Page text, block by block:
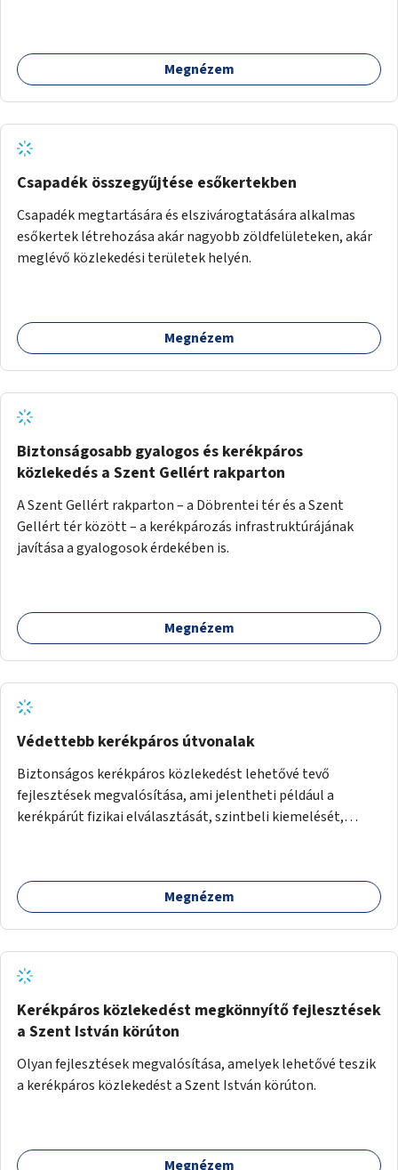
Megnézem
Csapadék összegyűjtése esőkertekben
Csapadék megtartására és elszivárogtatására alkalmas
esőkertek létrehozása akár nagyobb zöldfelületeken, akár
meglévő közlekedési területek helyén.
Megnézem
Biztonságosabb gyalogos és kerékpáros
közlekedés a Szent Gellért rakparton
A Szent Gellért rakparton – a Döbrentei tér és a Szent
Gellért tér között – a kerékpározás infrastruktúrájának
javítása a gyalogosok érdekében is.
Megnézem
Védettebb kerékpáros útvonalak
Biztonságos kerékpáros közlekedést lehetővé tevő
fejlesztések megvalósítása, ami jelentheti például a
kerékpárút fizikai elválasztását, szintbeli kiemelését,
vagy akár egyes egyirányú utcák megnyitását
szembeforgalmú kerékpározásra.
Megnézem
Kerékpáros közlekedést megkönnyítő fejlesztések
a Szent István körúton
Olyan fejlesztések megvalósítása, amelyek lehetővé teszik
a kerékpáros közlekedést a Szent István körúton.
Megnézem